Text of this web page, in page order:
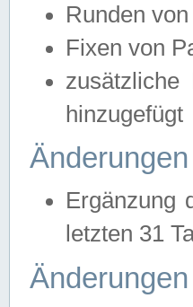
Runden
Fixen von
hinzugefügt
Ergänzung
letzten 31